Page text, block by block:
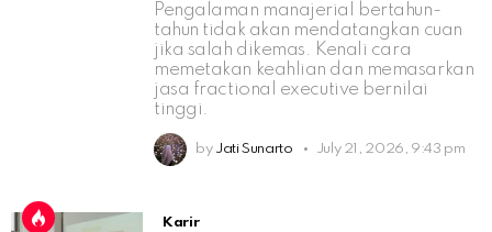
Pengalaman manajerial bertahun-
tahun tidak akan mendatangkan cuan
jika salah dikemas. Kenali cara
memetakan keahlian dan memasarkan
jasa fractional executive bernilai
tinggi.
by Jati Sunarto July 21, 2026, 9:43 pm
Karir